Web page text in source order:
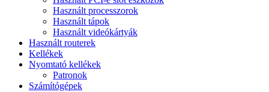
Használt processzorok
Használt tápok
Használt videókártyák
Használt routerek
Kellékek
Nyomtató kellékek
Patronok
Számítógépek